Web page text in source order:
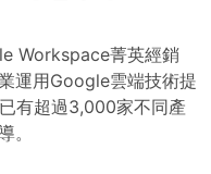
Workspace菁英經銷
運用Google雲端技術提
有超過3,000家不同產
。